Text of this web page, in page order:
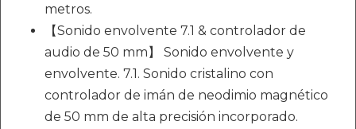
metros.
【Sonido envolvente 7.1 & controlador de
audio de 50 mm】 Sonido envolvente y
envolvente. 7.1. Sonido cristalino con
controlador de imán de neodimio magnético
de 50 mm de alta precisión incorporado.